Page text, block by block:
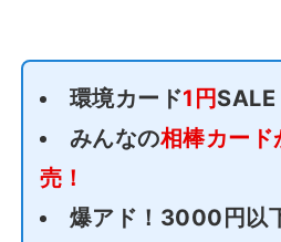
環境カード1円SALE
みんなの相棒カード
売！
爆アド！3000円以